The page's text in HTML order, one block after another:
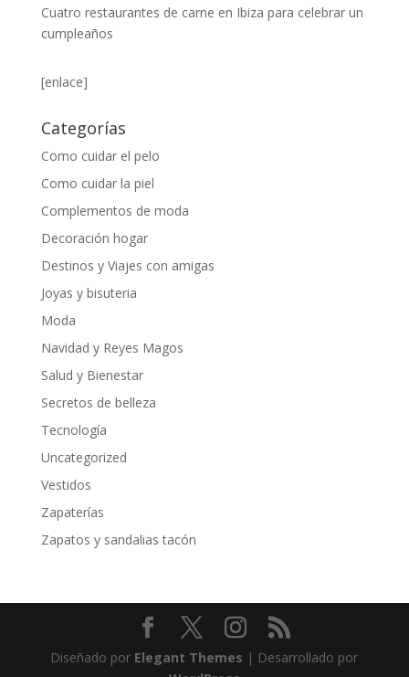
Cuatro restaurantes de carne en Ibiza para celebrar un
cumpleaños
[enlace]
Categorías
Como cuidar el pelo
Como cuidar la piel
Complementos de moda
Decoración hogar
Destinos y Viajes con amigas
Joyas y bisuteria
Moda
Navidad y Reyes Magos
Salud y Bienestar
Secretos de belleza
Tecnología
Uncategorized
Vestidos
Zapaterías
Zapatos y sandalias tacón
Diseñado por Elegant Themes | Desarrollado por